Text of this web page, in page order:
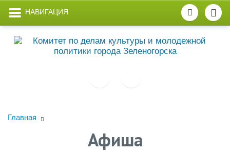
НАВИГАЦИЯ
Главная
Афиша